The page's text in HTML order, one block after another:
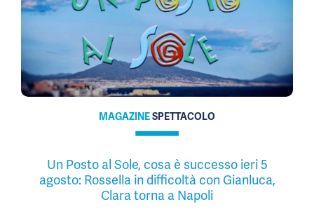
MAGAZINESPETTACOLO
Un Posto al Sole, cosa è successo ieri 5
agosto: Rossella in difficoltà con Gianluca,
Clara torna a Napoli